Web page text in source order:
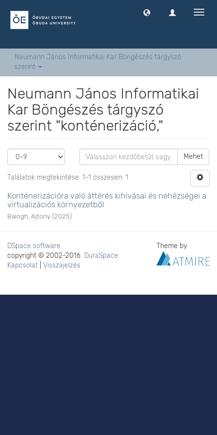
Neumann János Informatikai Kar Böngészés tárgyszó
szerint
Neumann János Informatikai
Kar Böngészés tárgyszó
szerint "konténerizáció,"
Mehet
Találatok megtekintése: 1-1 összesen: 1
Konténerizációra való áttérés kihívásai és nehézségei a
virtualizációs környezetből
Balogh, Ajtony (2025)
DSpace software
copyright © 2002-2016 DuraSpace
Kapcsolat
Visszajelzés
Theme by